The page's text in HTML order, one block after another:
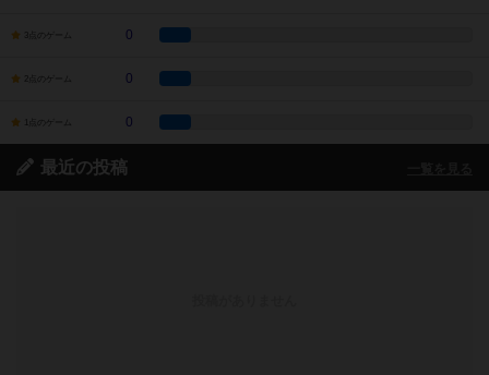
3点のゲーム 0
2点のゲーム 0
1点のゲーム 0
最近の投稿